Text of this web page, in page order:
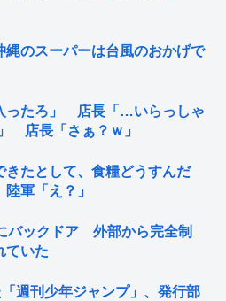
縄のスーパーは台風のおかげで
ったろ」 店長「…いらっしゃ
店長「さぁ？ｗ」
きたとして、食糧どうすんだ
軍「え？」
バックドア 外部から完全制
ていた
週刊少年ジャンプ」、発行部